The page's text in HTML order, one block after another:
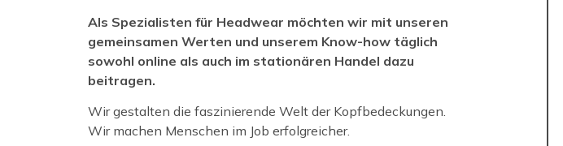
Als Spezialisten für Headwear möchten wir mit unseren
gemeinsamen Werten und unserem Know-how täglich
sowohl online als auch im stationären Handel dazu
beitragen.
Wir gestalten die faszinierende Welt der Kopfbedeckungen.
Wir machen Menschen im Job erfolgreicher.